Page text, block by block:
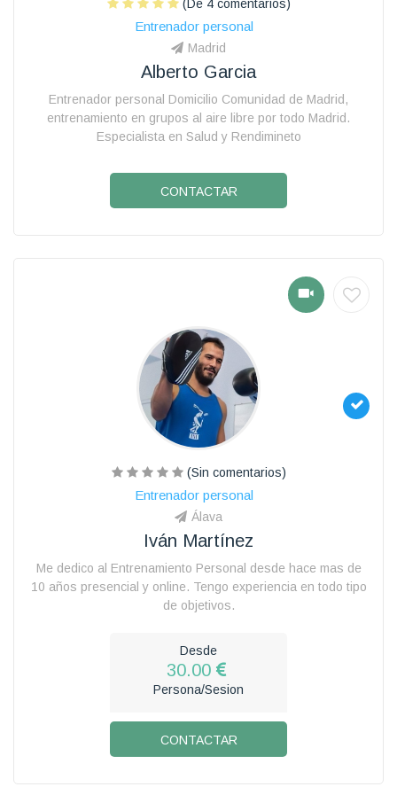
(De 4 comentarios)
Entrenador personal
Madrid
Alberto Garcia
Entrenador personal Domicilio Comunidad de Madrid,
entrenamiento en grupos al aire libre por todo Madrid.
Especialista en Salud y Rendimineto
CONTACTAR
(Sin comentarios)
Entrenador personal
Álava
Iván Martínez
Me dedico al Entrenamiento Personal desde hace mas de
10 años presencial y online. Tengo experiencia en todo tipo
de objetivos.
Desde
30.00
Persona/Sesion
CONTACTAR